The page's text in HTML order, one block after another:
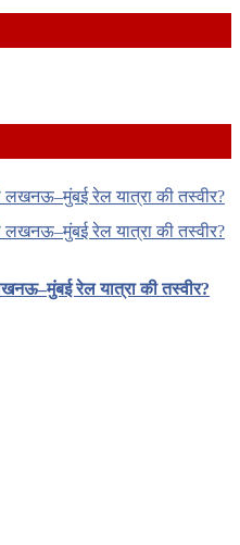
रेल यात्रा की तस्वीर?